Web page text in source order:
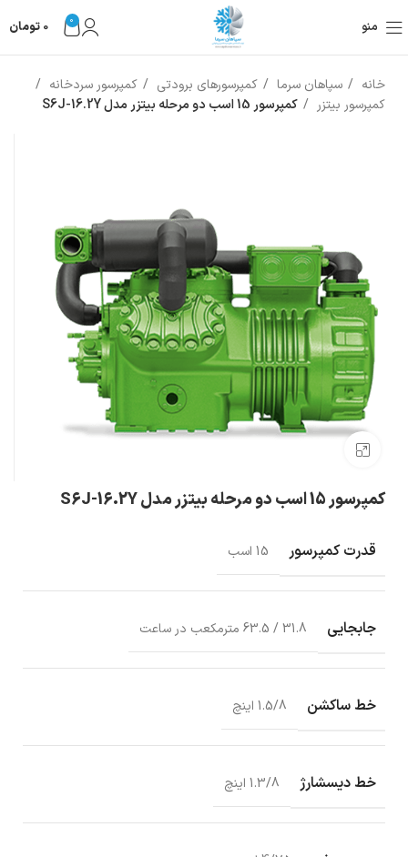
منو 0
0 تومان
خانه سپاهان سرما کمپرسورهای برودتی
کمپرسور سردخانه
کمپرسور بیتزر
کمپرسور 15 اسب دو مرحله بیتزر مدل S6J-16.2Y
کمپرسور 15 اسب دو مرحله بیتزر مدل S6J-16.2Y
قدرت کمپرسور 15 اسب
جابجایی 31.8 / 63.5 مترمکعب در ساعت
خط ساکشن 1.5/8 اینچ
خط دیسشارژ 1.3/8 اینچ